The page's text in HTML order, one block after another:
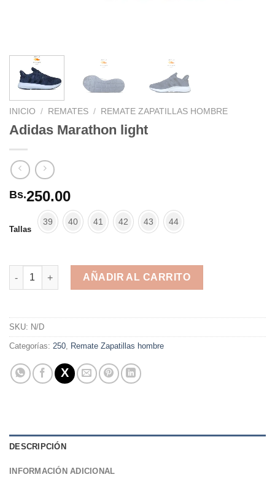
INICIO / REMATES / REMATE ZAPATILLAS HOMBRE
Adidas Marathon light
Bs.250.00
Tallas
39 40 41 42 43 44
Adidas Marathon light cantidad
AÑADIR AL CARRITO
SKU: N/D
Categorías: 250, Remate Zapatillas hombre
DESCRIPCIÓN
INFORMACIÓN ADICIONAL